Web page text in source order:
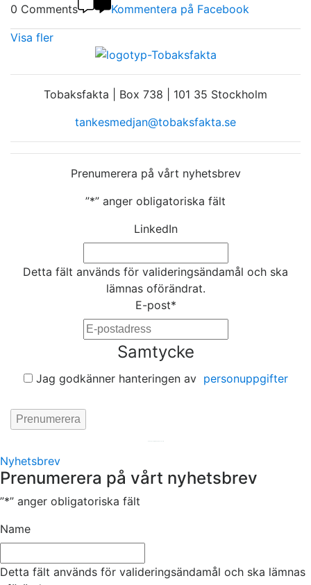
0 Comments Kommentera på Facebook
Visa fler
Tobaksfakta | Box 738 | 101 35 Stockholm
tankesmedjan@tobaksfakta.se
Prenumerera på vårt nyhetsbrev
”*” anger obligatoriska fält
LinkedIn
Detta fält används för valideringsändamål och ska
lämnas oförändrat.
E-post*
Samtycke
Jag godkänner hanteringen av personuppgifter
Nyhetsbrev
Prenumerera på vårt nyhetsbrev
”*” anger obligatoriska fält
Name
Detta fält används för valideringsändamål och ska lämnas